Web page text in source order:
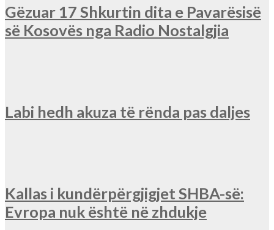
Gëzuar 17 Shkurtin dita e Pavarësisë
së Kosovës nga Radio Nostalgjia
Labi hedh akuza të rënda pas daljes
Kallas i kundërpërgjigjet SHBA-së:
Evropa nuk është në zhdukje